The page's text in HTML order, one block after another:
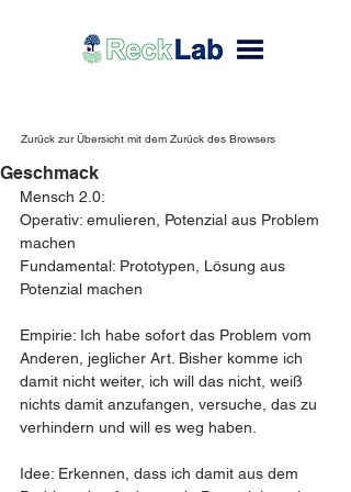
Zurück zur Übersicht mit dem Zurück des Browsers
Geschmack
Mensch 2.0:
Operativ: emulieren, Potenzial aus Problem
machen
Fundamental: Prototypen, Lösung aus
Potenzial machen
Empirie: Ich habe sofort das Problem vom
Anderen, jeglicher Art. Bisher komme ich
damit nicht weiter, ich will das nicht, weiß
nichts damit anzufangen, versuche, das zu
verhindern und will es weg haben.
Idee: Erkennen, dass ich damit aus dem